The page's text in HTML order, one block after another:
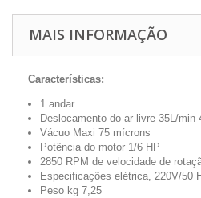
MAIS INFORMAÇÃO
Características:
1 andar
Deslocamento do ar livre 35L/min
Vácuo Maxi 75 mícrons
Potência do motor 1/6 HP
2850 RPM de velocidade de
Especificações elétrica, 220V/50
Peso kg 7,25